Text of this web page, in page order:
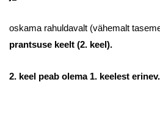
oskama rahuldavalt (vähemalt
prantsuse keelt (2. keel).
2. keel peab olema 1. keelest erinev.